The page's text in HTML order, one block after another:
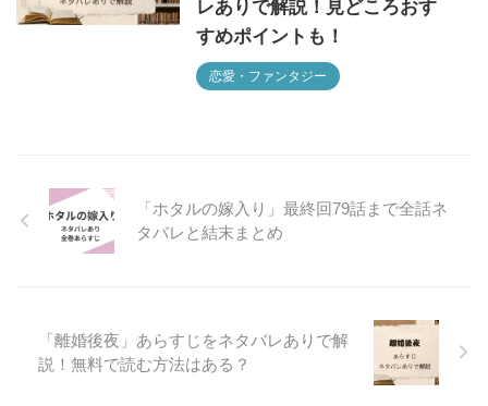
レありで解説！見どころおす
すめポイントも！
恋愛・ファンタジー
「ホタルの嫁入り」最終回79話まで全話ネ
タバレと結末まとめ
「離婚後夜」あらすじをネタバレありで解
説！無料で読む方法はある？